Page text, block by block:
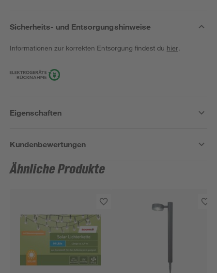
Sicherheits- und Entsorgungshinweise
Informationen zur korrekten Entsorgung findest du hier.
Eigenschaften
Kundenbewertungen
Ähnliche Produkte